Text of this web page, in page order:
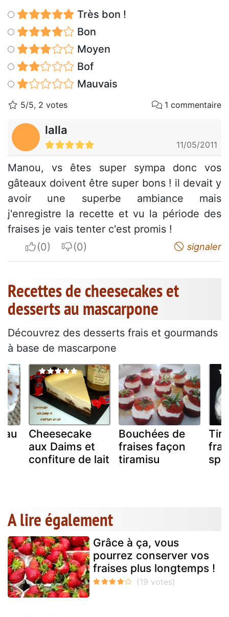
Très bon !
Bon
Moyen
Bof
Mauvais
5/5, 2 votes 1 commentaire
lalla
11/05/2011
Manou, vs êtes super sympa donc vos
gâteaux doivent être super bons ! il devait y
avoir une superbe ambiance mais
j'enregistre la recette et vu la période des
fraises je vais tenter c'est promis !
I apreciateI do not appreciate signaler
Recettes de cheesecakes et
desserts au mascarpone
Découvrez des desserts frais et gourmands
à base de mascarpone
au
Cheesecake
aux Daims et
confiture de lait
Bouchées de
fraises façon
tiramisu
A lire également
Grâce à ça, vous
pourrez conserver vos
fraises plus longtemps !